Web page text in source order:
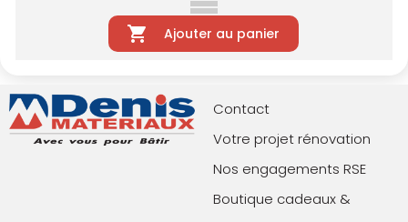
Ajouter au panier
Contact
Votre projet rénovation
Nos engagements RSE
Boutique cadeaux &